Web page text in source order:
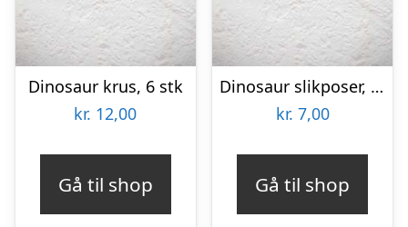
Dinosaur krus, 6 stk
kr. 12,00
Gå til shop
Dinosaur slikposer, 6 stk
kr. 7,00
Gå til shop